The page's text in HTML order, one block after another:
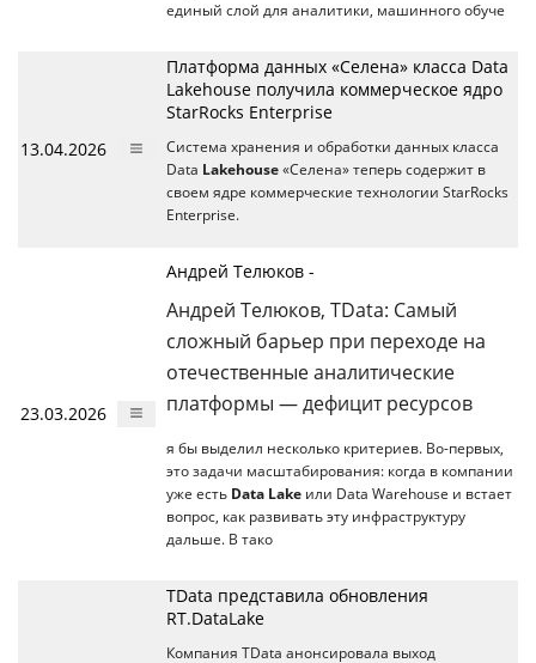
единый слой для аналитики, машинного обуче
13.04.2026
Платформа данных «Селена» класса Data
Lakehouse получила коммерческое ядро
StarRocks Enterprise
Система хранения и обработки данных класса
Data Lakehouse «Селена» теперь содержит в
своем ядре коммерческие технологии StarRocks
Enterprise.
23.03.2026
Андрей Телюков -
Андрей Телюков, TData: Самый
сложный барьер при переходе на
отечественные аналитические
платформы — дефицит ресурсов
я бы выделил несколько критериев. Во-первых,
это задачи масштабирования: когда в компании
уже есть Data Lake или Data Warehouse и встает
вопрос, как развивать эту инфраструктуру
дальше. В тако
TData представила обновления
RT.DataLake
Компания TData анонсировала выход